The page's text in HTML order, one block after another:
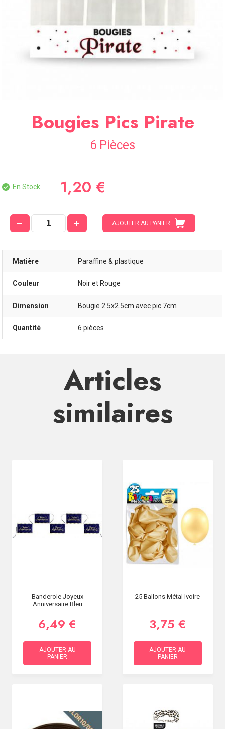
OCCASIONS
SPÉCIALES
Bougies Pics Pirate
6 Pièces
En Stock 1,20 €
AJOUTER AU PANIER
Matière Paraffine & plastique
Couleur Noir et Rouge
Dimension Bougie 2.5x2.5cm avec pic 7cm
Quantité 6 pièces
Articles
similaires
Banderole Joyeux
Anniversaire Bleu
6,49 €
AJOUTER AU
PANIER
25 Ballons Métal Ivoire
3,75 €
AJOUTER AU
PANIER